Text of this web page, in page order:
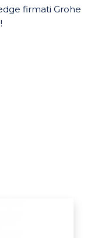
firmati Grohe